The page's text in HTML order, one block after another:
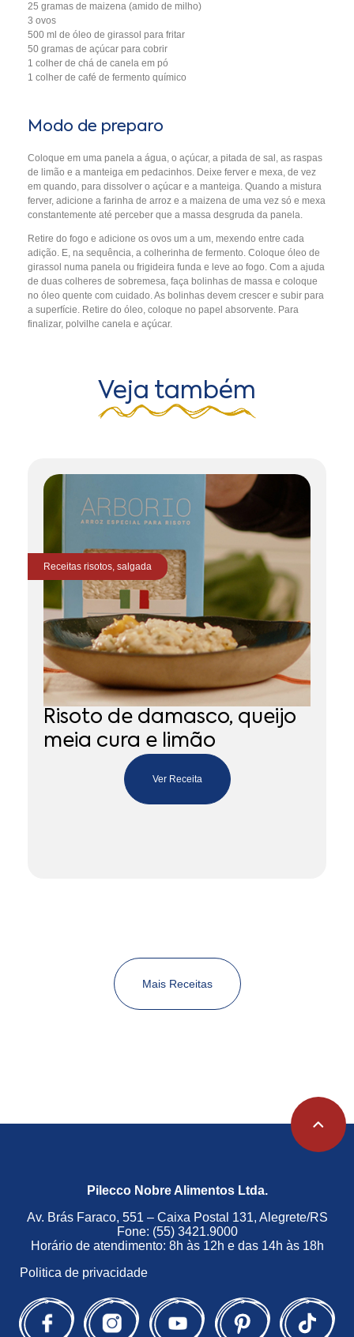
25 gramas de maizena (amido de milho)
3 ovos
500 ml de óleo de girassol para fritar
50 gramas de açúcar para cobrir
1 colher de chá de canela em pó
1 colher de café de fermento químico
Modo de preparo
Coloque em uma panela a água, o açúcar, a pitada de sal, as raspas
de limão e a manteiga em pedacinhos. Deixe ferver e mexa, de vez
em quando, para dissolver o açúcar e a manteiga. Quando a mistura
ferver, adicione a farinha de arroz e a maizena de uma vez só e mexa
constantemente até perceber que a massa desgruda da panela.
Retire do fogo e adicione os ovos um a um, mexendo entre cada
adição. E, na sequência, a colherinha de fermento. Coloque óleo de
girassol numa panela ou frigideira funda e leve ao fogo. Com a ajuda
de duas colheres de sobremesa, faça bolinhas de massa e coloque
no óleo quente com cuidado. As bolinhas devem crescer e subir para
a superfície. Retire do óleo, coloque no papel absorvente. Para
finalizar, polvilhe canela e açúcar.
Veja também
Receitas risotos, salgada
Risoto de damasco, queijo
meia cura e limão
Ver Receita
Mais Receitas
Pilecco Nobre Alimentos Ltda.
Av. Brás Faraco, 551 – Caixa Postal 131, Alegrete/RS
Fone: (55) 3421.9000
Horário de atendimento: 8h às 12h e das 14h às 18h
Politica de privacidade